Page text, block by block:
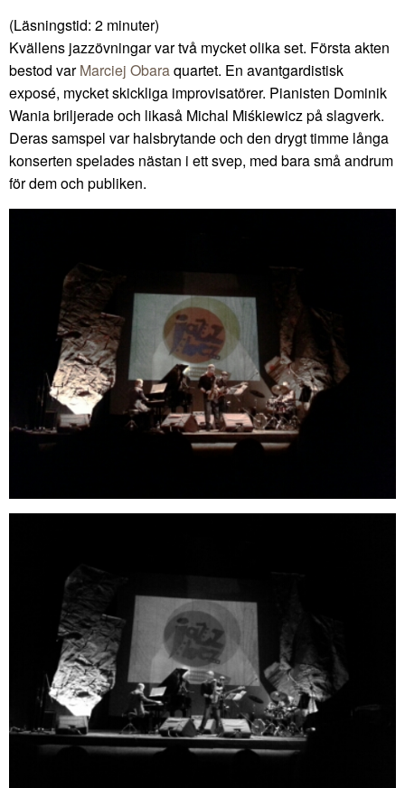
(Läsningstid: 2 minuter)
Kvällens jazzövningar var två mycket olika set. Första akten
bestod varMarciej Obaraquartet. En avantgardistisk
exposé, mycket skickliga improvisatörer. Pianisten Dominik
Wania briljerade och likaså Michal Miśkiewicz på slagverk.
Deras samspel var halsbrytande och den drygt timme långa
konserten spelades nästan i ett svep, med bara små andrum
för dem och publiken.